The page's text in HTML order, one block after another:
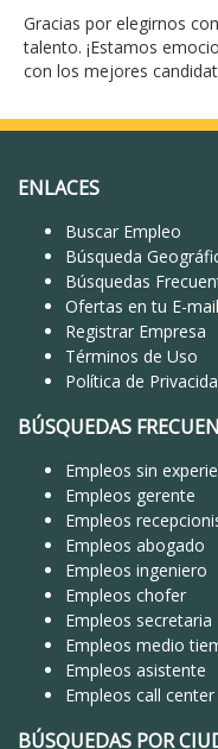
Gracias por elegirnos
talento. ¡Estamos
con los mejores
ENLACES
Buscar Empleo
Búsqueda
Búsquedas
Ofertas en tu E-mail
Registrar Empresa
Términos de Uso
Política de
BÚSQUEDAS
Empleos sin
Empleos gerente
Empleos
Empleos abogado
Empleos ingeniero
Empleos chofer
Empleos secretaria
Empleos medio
Empleos asistente
Empleos call center
BÚSQUEDAS POR